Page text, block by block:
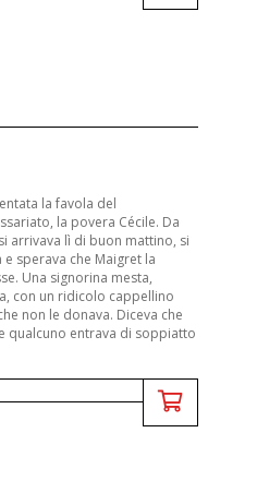
la favola del
la povera Cécile. Da
arrivava lì di buon mattino, si
e sperava che Maigret la
Una signorina mesta,
con un ridicolo cappellino
non le donava. Diceva che
qualcuno entrava di soppiatto